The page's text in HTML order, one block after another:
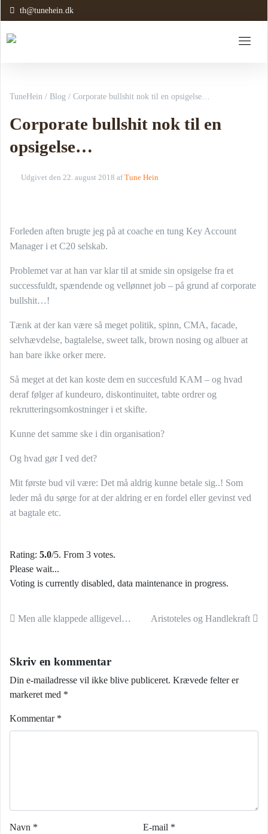
th@tunehein.dk
TuneHein / Blog / Corporate bullshit nok til en opsigelse…
Corporate bullshit nok til en
opsigelse…
Udgivet den 22. august 2018 af Tune Hein
Forleden aften brugte jeg på at coache en tung Key Account
Manager i et C20 selskab.
Problemet var at han var klar til at smide sin opsigelse fra et
successfuldt, spændende og vellønnet job – på grund af corporate
bullshit…!
Tænk at der kan være så meget politik, spinn, CMA, facade,
selvhævdelse, bagtalelse, sweet talk, brown nosing og albuer at
han bare ikke orker mere.
Så meget at det kan koste dem en succesfuld KAM – og hvad
deraf følger af kundeuro, diskontinuitet, tabte ordrer og
rekrutteringsomkostninger i et skifte.
Kunne det samme ske i din organisation?
Og hvad gør I ved det?
Mit første bud vil være: Det må aldrig kunne betale sig..! Som
leder må du sørge for at der aldring er en fordel eller gevinst ved
at bagtale etc.
Rating: 5.0/5. From 3 votes.
Please wait...
Voting is currently disabled, data maintenance in progress.
Indlæg navigation
Men alle klappede alligevel… Aristoteles og Handlekraft
Skriv en kommentar
Din e-mailadresse vil ikke blive publiceret. Krævede felter er
markeret med *
Kommentar *
Navn * E-mail *